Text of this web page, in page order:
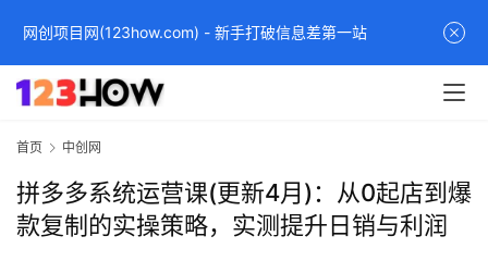
首页 中创网
拼多多系统运营课(更新4月)：从0起店到爆
款复制的实操策略，实测提升日销与利润
网创项目网(123how.com) - 新手打破信息差第一站